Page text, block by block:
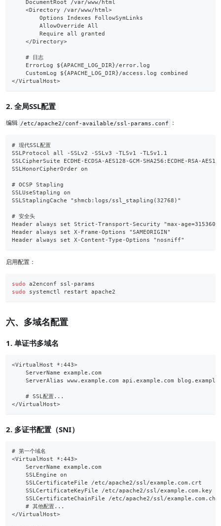
    DocumentRoot /var/www/html
    <Directory /var/www/html>
        Options Indexes FollowSymLinks
        AllowOverride All
        Require all granted
    </Directory>
    # 日志
    ErrorLog ${APACHE_LOG_DIR}/error.log
    CustomLog ${APACHE_LOG_DIR}/access.log combined
</VirtualHost>
2. 全局SSL配置
编辑 /etc/apache2/conf-available/ssl-params.conf ：
# 现代SSL配置
SSLProtocol all -SSLv2 -SSLv3 -TLSv1 -TLSv1.1
SSLCipherSuite ECDHE-ECDSA-AES128-GCM-SHA256:ECDHE-RSA-
SSLHonorCipherOrder on
# OCSP Stapling
SSLUseStapling on
SSLStaplingCache "shmcb:logs/ssl_stapling(32768)"
# 安全头
Header always set Strict-Transport-Security "max-
Header always set X-Frame-Options "SAMEORIGIN"
Header always set X-Content-Type-Options "nosniff"
启用配置：
sudo a2enconf ssl-params
sudo systemctl restart apache2
六、多域名配置
1. 单证书多域名
<VirtualHost *:443>
    ServerName example.com
ServerAlias www.example.com api.example.com
    # SSL配置...
</VirtualHost>
2. 多证书配置（SNI）
# 第一个域名
<VirtualHost *:443>
    ServerName example.com
    SSLEngine on
    SSLCertificateFile /etc/apache2/ssl/example.com.crt
    SSLCertificateKeyFile /etc/apache2/ssl/example.com.key
SSLCertificateChainFile /etc/apache2/ssl/
    # 其他配置...
</VirtualHost>